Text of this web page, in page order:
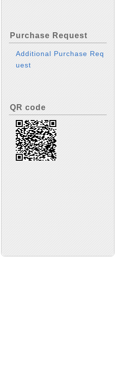
Purchase Request
Additional Purchase Req
uest
QR code